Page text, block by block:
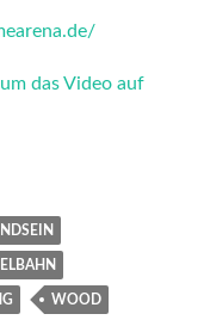
das Video auf
WOOD